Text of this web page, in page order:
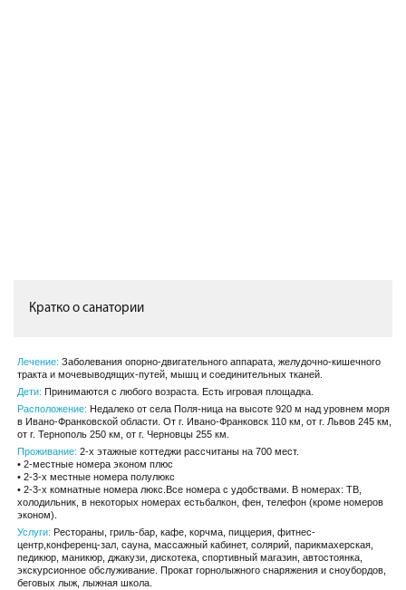
Кратко о санатории
Лечение: Заболевания опорно-двигательного аппарата, желудочно-кишечного
тракта и мочевыводящих-путей, мышц и соединительных тканей.
Дети: Принимаются с любого возраста. Есть игровая площадка.
Расположение: Недалеко от села Поля-ница на высоте 920 м над уровнем моря
в Ивано-Франковской области. От г. Ивано-Франковск 110 км, от г. Львов 245 км,
от г. Тернополь 250 км, от г. Черновцы 255 км.
Проживание: 2-х этажные коттеджи рассчитаны на 700 мест.
• 2-местные номера эконом плюс
• 2-3-х местные номера полулюкс
• 2-3-х комнатные номера люкс.Все номера с удобствами. В номерах: ТВ,
холодильник, в некоторых номерах естьбалкон, фен, телефон (кроме номеров
эконом).
Услуги: Рестораны, гриль-бар, кафе, корчма, пиццерия, фитнес-
центр,конференц-зал, сауна, массажный кабинет, солярий, парикмахерская,
педикюр, маникюр, джакузи, дискотека, спортивный магазин, автостоянка,
экскурсионное обслуживание. Прокат горнолыжного снаряжения и сноубордов,
беговых лыж, лыжная школа.